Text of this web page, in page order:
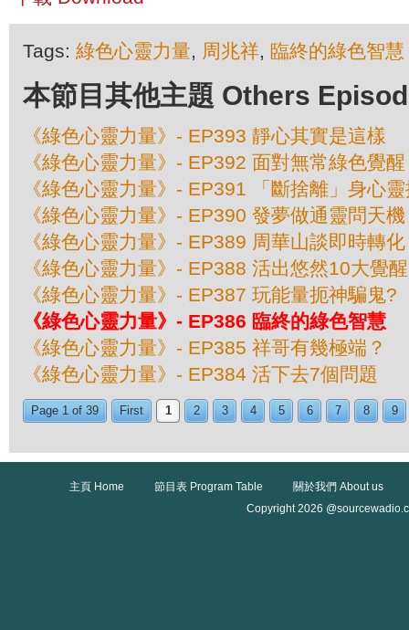
Tags: 綠色心靈力量, 周兆祥, 臨終的綠色智慧
本節目其他主題 Others
《綠色心靈力量》- EP393 靜心其實是這樣
《綠色心靈力量》- EP392 面對無常綠色覺醒
《綠色心靈力量》- EP391 「斷捨離」身心
《綠色心靈力量》- EP390 發夢做通靈問天機
《綠色心靈力量》- EP389 周華山談即時轉化
《綠色心靈力量》- EP388 活出悠然10大覺醒
《綠色心靈力量》- EP387 玩能量扼神騙鬼?
《綠色心靈力量》- EP386 臨終的綠色智慧
《綠色心靈力量》- EP385 祥哥有幾極端？
《綠色心靈力量》- EP384 活下去7個問題
Page 1 of 39 First 1 2 3 4 5 6 7 8 9
主頁 Home 節目表 Program Table
關於我們 About us
Copyright 2026